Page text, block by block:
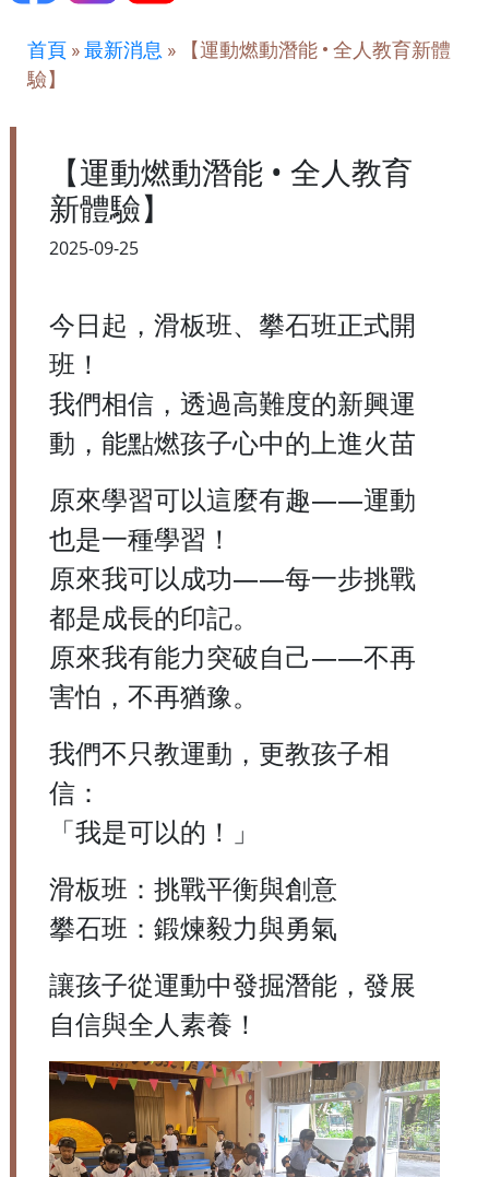
首頁 »最新消息 »
【運動燃動潛能 • 全人教育新體
驗】
【運動燃動潛能 • 全人教育
新體驗】
2025-09-25
今日起，滑板班、攀石班正式開
班！
我們相信，透過高難度的新興運
動，能點燃孩子心中的上進火苗
原來學習可以這麼有趣——運動
也是一種學習！
原來我可以成功——每一步挑戰
都是成長的印記。
原來我有能力突破自己——不再
害怕，不再猶豫。
我們不只教運動，更教孩子相
信：
「我是可以的！」
滑板班：挑戰平衡與創意
攀石班：鍛煉毅力與勇氣
讓孩子從運動中發掘潛能，發展
自信與全人素養！